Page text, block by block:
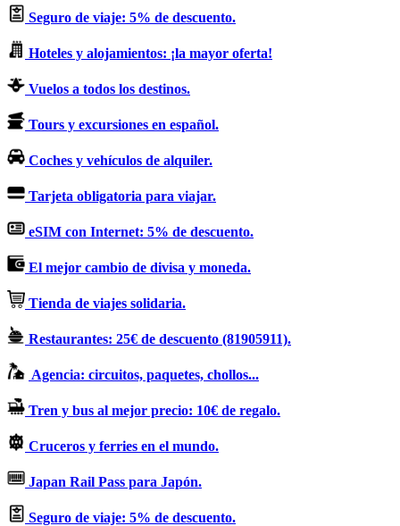
Seguro de viaje: 5% de descuento.
Hoteles y alojamientos: ¡la mayor oferta!
Vuelos a todos los destinos.
Tours y excursiones en español.
Coches y vehículos de alquiler.
Tarjeta obligatoria para viajar.
eSIM con Internet: 5% de descuento.
El mejor cambio de divisa y moneda.
Tienda de viajes solidaria.
Restaurantes: 25€ de descuento (81905911).
Agencia: circuitos, paquetes, chollos...
Tren y bus al mejor precio: 10€ de regalo.
Cruceros y ferries en el mundo.
Japan Rail Pass para Japón.
Seguro de viaje: 5% de descuento.